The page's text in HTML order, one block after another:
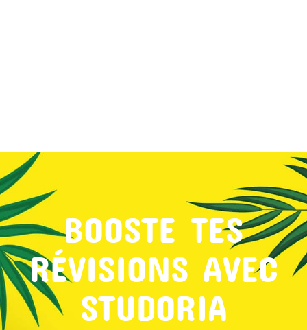
BOOSTE TES
RÉVISIONS AVEC
STUDORIA